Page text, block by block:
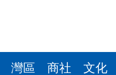
灣區 商社 文化